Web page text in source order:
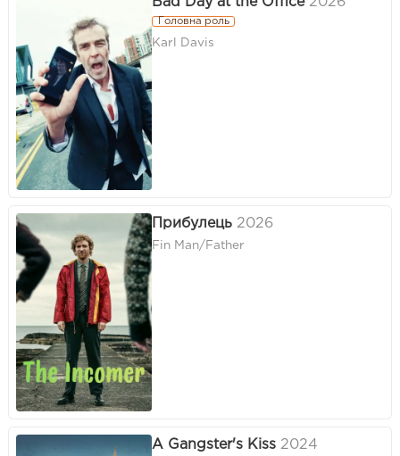
Головна роль
Karl Davis
Прибулець 2026
Fin Man/Father
A Gangster's Kiss 2024